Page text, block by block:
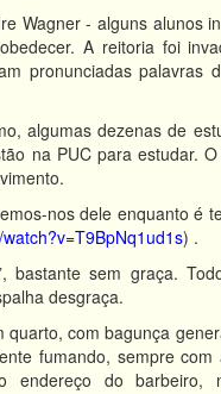
Wagner - alguns alunos
A reitoria foi
pronunciadas palavras
algumas dezenas de
na PUC para estudar.
nos dele enquanto é
) .
bastante sem graça.
desgraça.
com bagunça
fumando, sempre com
endereço do